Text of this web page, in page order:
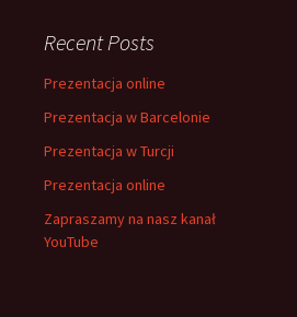
Recent Posts
Prezentacja online
Prezentacja w Barcelonie
Prezentacja w Turcji
Prezentacja online
Zapraszamy na nasz kanał
YouTube